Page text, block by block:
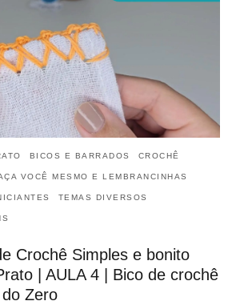
BICOS E BARRADOS CROCHÊ
VOCÊ MESMO E LEMBRANCINHAS
TEMAS DIVERSOS
Crochê Simples e bonito
| AULA 4 | Bico de crochê
Zero